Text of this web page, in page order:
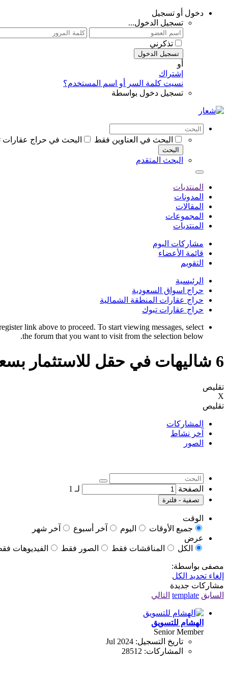
دخول أو تسجيل
تسجيل الدخول...
تذكرني
تسجيل الدخول
أو
إشتراك
نسيت كلمة السر أو اسم المستخدم؟
تسجيل دخول بواسطة
البحث في العناوين فقط البحث في حراج
البحث
البحث المتقدم
المنتديات
المدونات
المقالات
المجموعات
المنتديات
مشاركات اليوم
قائمة الأعضاء
التقويم
الرئيسية
حراج اسواق السعودية
حراج عقارات المنطقة الشمالية
حراج عقارات تبوك
link above to proceed. To start viewing messages, select
the forum that you want to visit from the selection below.
6 شاليهات في حقل للاستثمار بسعر مغري جدآ
تقليص
X
تقليص
المشاركات
آخر نشاط
الصور
الصفحة لـ 1
تصفية - فلترة
الوقت
جميع الأوقات
اليوم آخر أسبوع
آخر شهر
عرض
الكل
المناقشات فقط الصور فقط الفيديوهات
مصفى بواسطة:
إلغاء تحديد الكل
مشاركات جديدة
السابق template التالي
الهشام للتسويق
Senior Member
تاريخ التسجيل: Jul 2024
المشاركات: 28512